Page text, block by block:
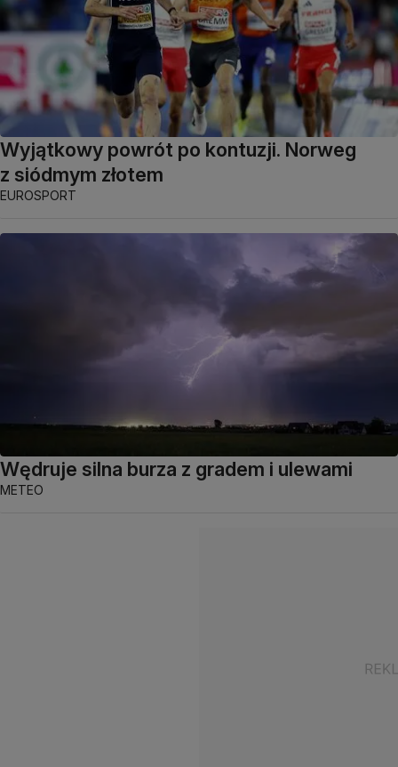
Wyjątkowy powrót po kontuzji. Norweg
z siódmym złotem
EUROSPORT
Wędruje silna burza z gradem i ulewami
METEO